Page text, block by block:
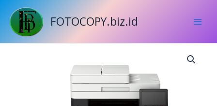
content
FOTOCOPY.biz.id
Rp500.000
through
Rp900.000